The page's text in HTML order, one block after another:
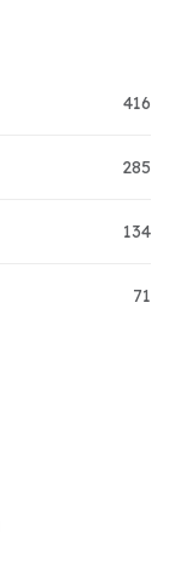
416
285
134
71